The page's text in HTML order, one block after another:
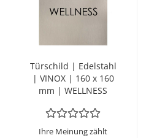
Tür­schild | Edel­stahl
| VINOX | 160 x 160
mm | WELL­NESS
Ihre Meinung zählt